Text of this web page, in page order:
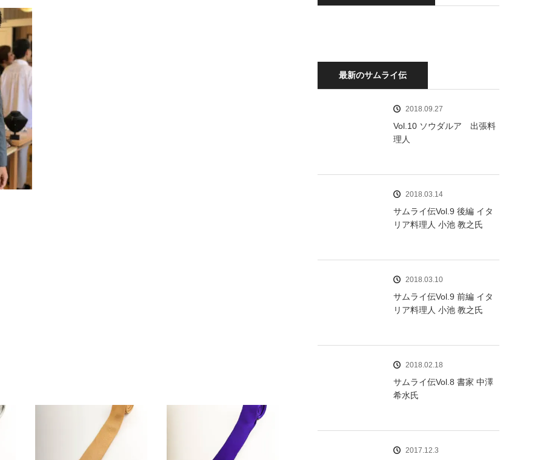
最新のサムライ伝
2018.09.27
Vol.10 ソウダルア 出張料
理人
2018.03.14
サムライ伝Vol.9 後編 イタ
リア料理人 小池 教之氏
2018.03.10
サムライ伝Vol.9 前編 イタ
リア料理人 小池 教之氏
2018.02.18
サムライ伝Vol.8 書家 中澤
希水氏
2017.12.3